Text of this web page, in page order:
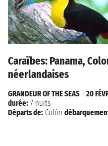
Caraïbes: Panama,
néerlandaises
GRANDEUR OF THE SEAS
20
durée: 7 nuits
Départs de: Colón